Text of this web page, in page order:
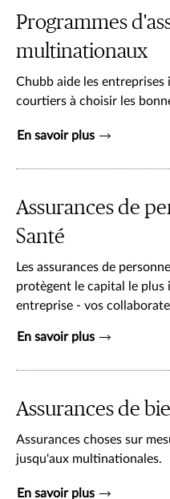
Programmes
multinationaux
Chubb aide les
courtiers à choisir les
En savoir plus
Assurances de
Santé
Les assurances de
protègent le capital le
entreprise - vos
En savoir plus
Assurances de
Assurances choses sur
jusqu'aux multinationales.
En savoir plus